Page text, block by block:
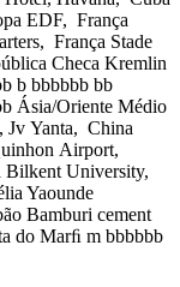
EDF, França
França Stade
Checa Kremlin
b bbbbbb bb
Ásia/Oriente Médio
Jv Yanta, China
Airport,
Bilkent University,
Yaounde
Bamburi cement
do Marﬁ m bbbbbb